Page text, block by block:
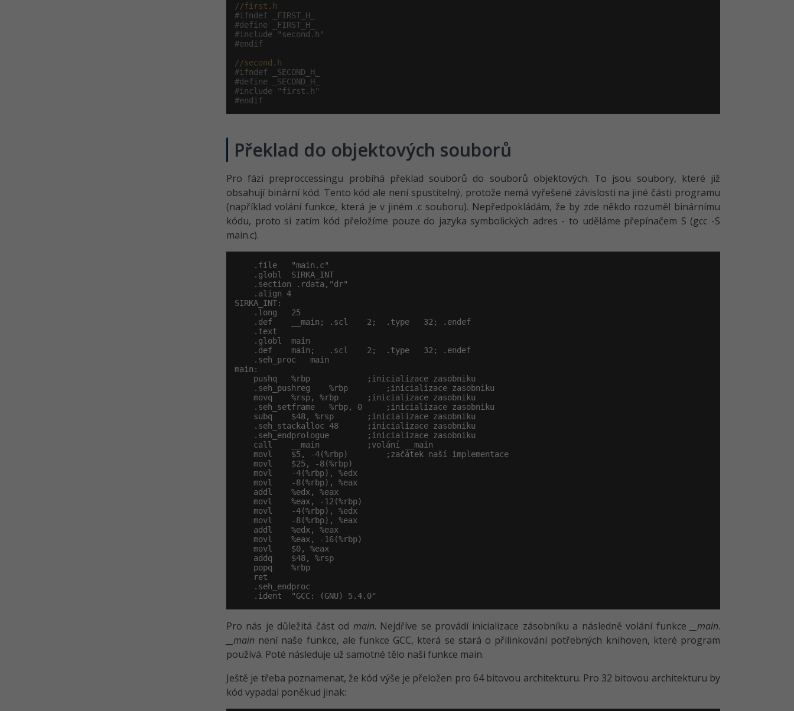
//first.h
#ifndef _FIRST_H_
#define _FIRST_H_
#include "second.h"
#endif
//second.h
#ifndef _SECOND_H_
#define _SECOND_H_
#include "first.h"
#endif
Překlad do objektových souborů
Pro fázi preproccessingu probíhá překlad souborů do souborů objektových. To jsou soubory, které již
obsahují binární kód. Tento kód ale není spustitelný, protože nemá vyřešené závislosti na jiné části programu
(například volání funkce, která je v jiném .c souboru). Nepředpokládám, že by zde někdo rozuměl binárnímu
kódu, proto si zatím kód přeložíme pouze do jazyka symbolických adres - to uděláme přepínačem S (gcc -S
main.c).
    .file   "main.c"
    .globl  SIRKA_INT
    .section .rdata,"dr"
    .align 4
SIRKA_INT:
    .long   25
    .def    __main; .scl    2;  .type   32; .endef
    .text
    .globl  main
    .def    main;   .scl    2;  .type   32; .endef
    .seh_proc   main
main:
    pushq   %rbp            ;inicializace zasobniku
    .seh_pushreg    %rbp        ;inicializace zasobniku
    movq    %rsp, %rbp      ;inicializace zasobniku
    .seh_setframe   %rbp, 0     ;inicializace zasobniku
    subq    $48, %rsp       ;inicializace zasobniku
    .seh_stackalloc 48      ;inicializace zasobniku
    .seh_endprologue        ;inicializace zasobniku
    call    __main          ;volání __main
    movl    $5, -4(%rbp)        ;začátek naší implementace
    movl    $25, -8(%rbp)
    movl    -4(%rbp), %edx
    movl    -8(%rbp), %eax
    addl    %edx, %eax
    movl    %eax, -12(%rbp)
    movl    -4(%rbp), %edx
    movl    -8(%rbp), %eax
    addl    %edx, %eax
    movl    %eax, -16(%rbp)
    movl    $0, %eax
    addq    $48, %rsp
    popq    %rbp
    ret
    .seh_endproc
    .ident  "GCC: (GNU) 5.4.0"
Pro nás je důležitá část od main. Nejdříve se provádí inicializace zásobníku a následně volání funkce __main.
__main není naše funkce, ale funkce GCC, která se stará o přilinkování potřebných knihoven, které program
používá. Poté následuje už samotné tělo naší funkce main.
Ještě je třeba poznamenat, že kód výše je přeložen pro 64 bitovou architekturu. Pro 32 bitovou architekturu by
kód vypadal poněkud jinak: